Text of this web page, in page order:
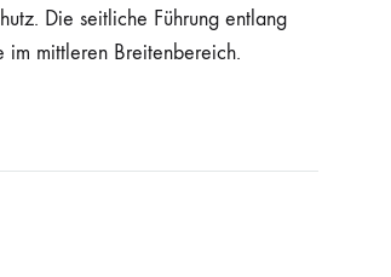
Die seitliche Führung entlang
mittleren Breitenbereich.